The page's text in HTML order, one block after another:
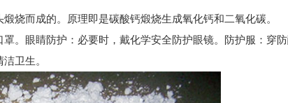
烧而成的。原理即是碳酸钙煅烧生成氧化钙和二氧化碳。
眼睛防护：必要时，戴化学安全防护眼镜。防护服：穿
卫生。